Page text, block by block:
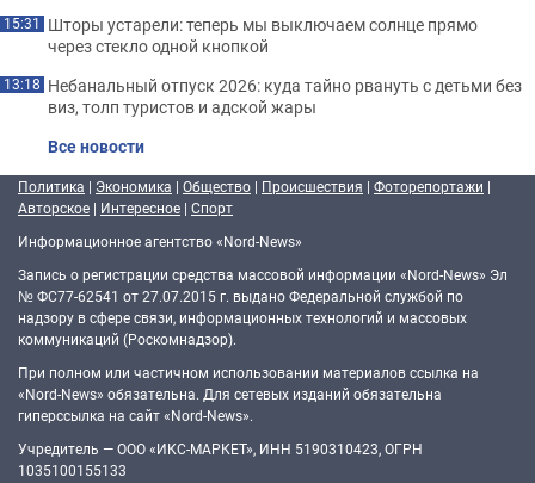
15:31 Шторы устарели: теперь мы выключаем солнце прямо
через стекло одной кнопкой
13:18 Небанальный отпуск 2026: куда тайно рвануть с детьми без
виз, толп туристов и адской жары
Все новости
Политика | Экономика | Общество | Происшествия | Фоторепортажи |
Авторское | Интересное | Спорт
Информационное агентство «Nord-News»
Запись о регистрации средства массовой информации «Nord-News» Эл
№ ФС77-62541 от 27.07.2015 г. выдано Федеральной службой по
надзору в сфере связи, информационных технологий и массовых
коммуникаций (Роскомнадзор).
При полном или частичном использовании материалов ссылка на
«Nord-News» обязательна. Для сетевых изданий обязательна
гиперссылка на сайт «Nord-News».
Учредитель — ООО «ИКС-МАРКЕТ», ИНН 5190310423, ОГРН
1035100155133